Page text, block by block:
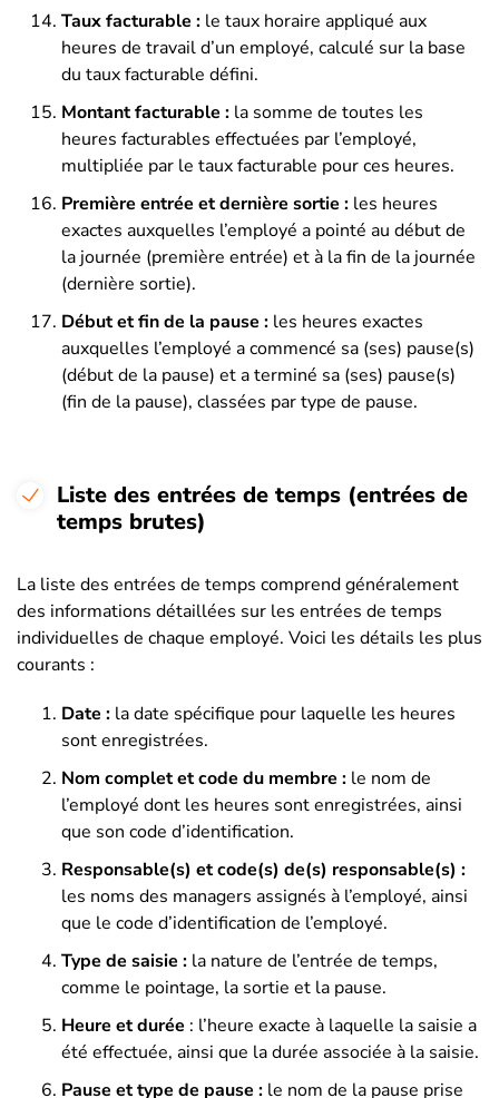
Taux facturable : le taux horaire appliqué aux
heures de travail d’un employé, calculé sur la base
du taux facturable défini.
Montant facturable : la somme de toutes les
heures facturables effectuées par l’employé,
multipliée par le taux facturable pour ces heures.
Première entrée et dernière sortie : les heures
exactes auxquelles l’employé a pointé au début de
la journée (première entrée) et à la fin de la journée
(dernière sortie).
Début et fin de la pause : les heures exactes
auxquelles l’employé a commencé sa (ses) pause(s)
(début de la pause) et a terminé sa (ses) pause(s)
(fin de la pause), classées par type de pause.
Liste des entrées de temps (entrées de
temps brutes)
La liste des entrées de temps comprend généralement
des informations détaillées sur les entrées de temps
individuelles de chaque employé. Voici les détails les plus
courants :
Date : la date spécifique pour laquelle les heures
sont enregistrées.
Nom complet et code du membre : le nom de
l’employé dont les heures sont enregistrées, ainsi
que son code d’identification.
Responsable(s) et code(s) de(s) responsable(s) :
les noms des managers assignés à l’employé, ainsi
que le code d’identification de l’employé.
Type de saisie : la nature de l’entrée de temps,
comme le pointage, la sortie et la pause.
Heure et durée : l’heure exacte à laquelle la saisie a
été effectuée, ainsi que la durée associée à la saisie.
Pause et type de pause : le nom de la pause prise